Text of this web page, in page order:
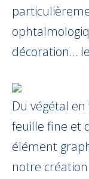
décoration…
Du végétal
feuille fine et
élément
notre